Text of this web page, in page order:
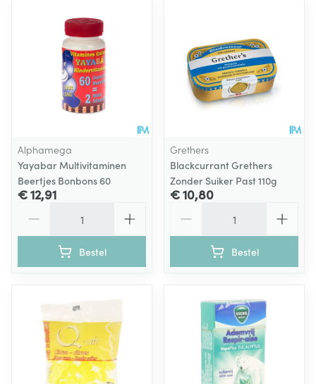
Alphamega
Yayabar Multivitaminen
Beertjes Bonbons 60
€ 12,91
Bestel
Grethers
Blackcurrant Grethers
Zonder Suiker Past 110g
€ 10,80
Bestel